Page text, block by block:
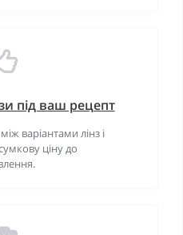
під ваш рецепт
варіантами лінз і
ціну до